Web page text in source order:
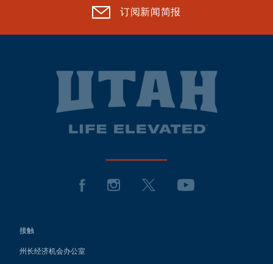
订阅新闻简报
接触
州长经济机会办公室